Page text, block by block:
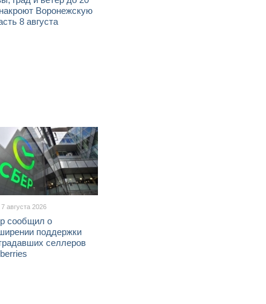
Воронежскую
8 августа
7 августа 2026
сообщил о
поддержки
селлеров